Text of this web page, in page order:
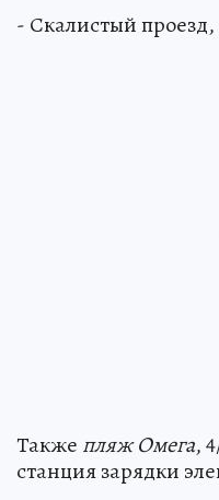
- Скалистый проезд,
Также пляж Омега,
станция зарядки